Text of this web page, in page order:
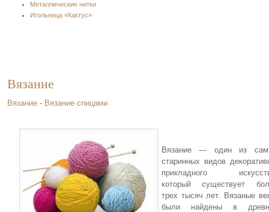
Металлические нитки
Игольница «Кактус»
Вязание
Вязание - Вязание спицами
Вязание — один из
старинных видов
прикладного
который существует
трех тысяч лет. Вязаные
были найдены в